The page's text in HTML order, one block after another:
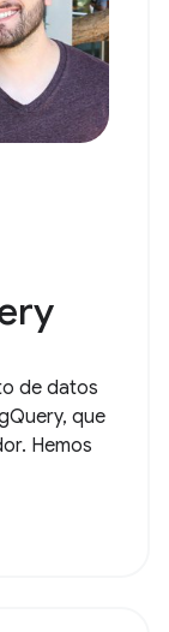
de datos
que
Hemos